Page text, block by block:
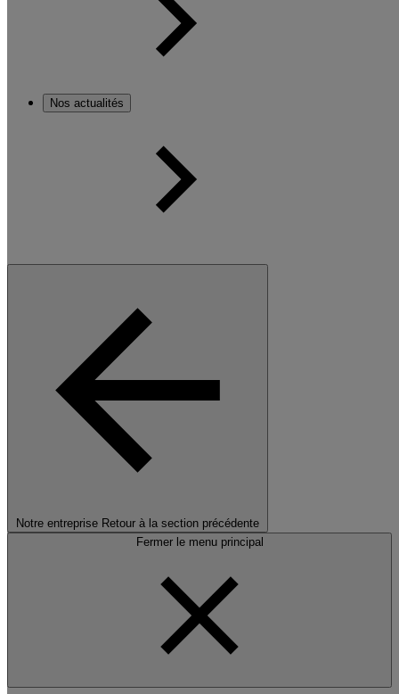
Nos actualités
Notre entreprise Retour à la section précédente
Fermer le menu principal